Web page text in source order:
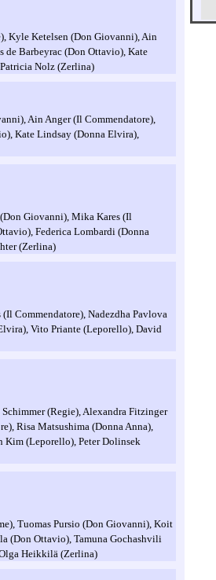
Kyle Ketelsen (Don Giovanni), Ain
de Barbeyrac (Don Ottavio), Kate
Nolz (Zerlina)
Ain Anger (Il Commendatore),
Kate Lindsay (Donna Elvira),
Giovanni), Mika Kares (Il
Federica Lombardi (Donna
(Zerlina)
Commendatore), Nadezdha Pavlova
Vito Priante (Leporello), David
(Regie), Alexandra Fitzinger
Risa Matsushima (Donna Anna),
(Leporello), Peter Dolinsek
Tuomas Pursio (Don Giovanni), Koit
(Don Ottavio), Tamuna Gochashvili
Heikkilä (Zerlina)